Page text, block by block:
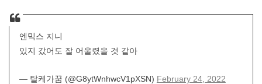
엔믹스 지니
있지 갔어도 잘 어울렸을 것 같아
— 탈케가꿈 (@G8ytWnhwcV1pXSN) February 24, 2022